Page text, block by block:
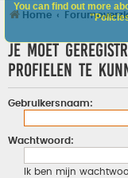
Home
Je moet
profielen te
Gebruikersnaam:
Wachtwoord:
Ik ben mijn
You can find out more